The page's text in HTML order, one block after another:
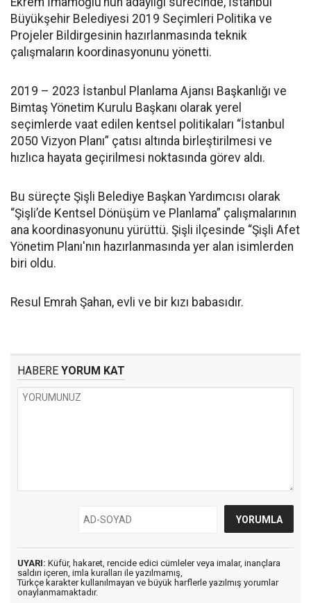
Büyükşehir Belediyesi 2019 Seçimleri Politika ve
Projeler Bildirgesinin hazırlanmasında teknik
çalışmaların koordinasyonunu yönetti.
2019 – 2023 İstanbul Planlama Ajansı Başkanlığı ve
Bimtaş Yönetim Kurulu Başkanı olarak yerel
seçimlerde vaat edilen kentsel politikaları “İstanbul
2050 Vizyon Planı” çatısı altında birleştirilmesi ve
hızlıca hayata geçirilmesi noktasında görev aldı.
Bu süreçte Şişli Belediye Başkan Yardımcısı olarak
“Şişli’de Kentsel Dönüşüm ve Planlama” çalışmalarının
ana koordinasyonunu yürüttü. Şişli ilçesinde “Şişli Afet
Yönetim Planı'nın hazırlanmasında yer alan isimlerden
biri oldu.
Resul Emrah Şahan, evli ve bir kızı babasıdır.
HABERE YORUM KAT
UYARI: Küfür, hakaret, rencide edici cümleler veya imalar, inançlara
saldırı içeren, imla kuralları ile yazılmamış,
Türkçe karakter kullanılmayan ve büyük harflerle yazılmış yorumlar
onaylanmamaktadır.